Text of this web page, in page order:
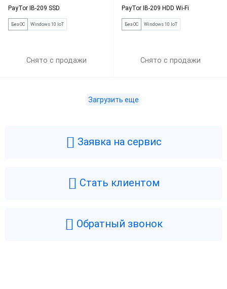
PayTor IB-209 SSD
Без ОС Windows 10 IoT
Снято с продажи
PayTor IB-209 HDD Wi-Fi
Без ОС Windows 10 IoT
Снято с продажи
Загрузить еще
Заявка на сервис
Стать клиентом
Обратный звонок